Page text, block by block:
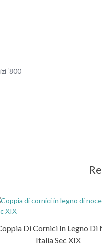
‘800
Di Cornici In Legno Di
Italia Sec XIX